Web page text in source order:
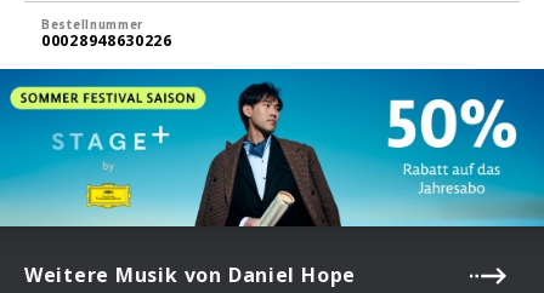
Bestellnummer
00028948630226
Weitere Musik von Daniel Hope